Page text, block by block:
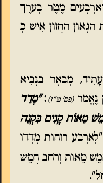
מֶטֶר בְּעֵרֶךְ
הַחֲזוֹן אִישׁ כְּ
מְבֹאָר בַּנָּבִיא
נֶאֱמַר(פס' ט"ז) : "מָדַד
מֵאוֹת קָנִים בִּקְנֵה
רוּחוֹת מָדְדוּ
מֵאוֹת וְרֹחַב חֲמֵשׁ